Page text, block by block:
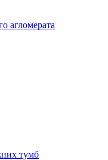
агломерата
тумб